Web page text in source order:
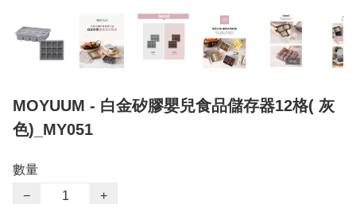
MOYUUM - 白金矽膠嬰兒食品儲存器12格( 灰
色)_MY051
數量
−
+